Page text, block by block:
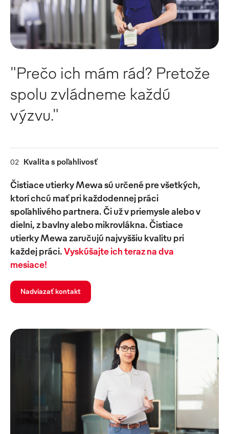
"Prečo ich mám rád? Pretože
spolu zvládneme každú
výzvu."
02 Kvalita s poľahlivosť
Čistiace utierky Mewa sú určené pre všetkých,
ktorí chcú mať pri každodennej práci
spoľahlivého partnera. Či už v priemysle alebo v
dielni, z bavlny alebo mikrovlákna. Čistiace
utierky Mewa zaručujú najvyššiu kvalitu pri
každej práci.Vyskúšajte ich teraz na dva
mesiace!
Nadviazať kontakt